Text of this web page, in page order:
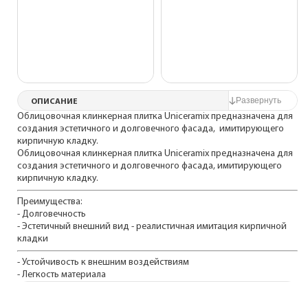
ОПИСАНИЕ
Облицовочная клинкерная плитка Uniceramix предназначена для
создания эстетичного и долговечного фасада, имитирующего
кирпичную кладку.
Облицовочная клинкерная плитка Uniceramix предназначена для
создания эстетичного и долговечного фасада, имитирующего
кирпичную кладку.
Преимущества:
- Долговечность
- Эстетичный внешний вид - реалистичная имитация кирпичной
кладки
- Устойчивость к внешним воздействиям
- Легкость материала